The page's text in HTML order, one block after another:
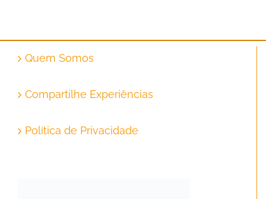
Quem Somos
Compartilhe Experiências
Política de Privacidade